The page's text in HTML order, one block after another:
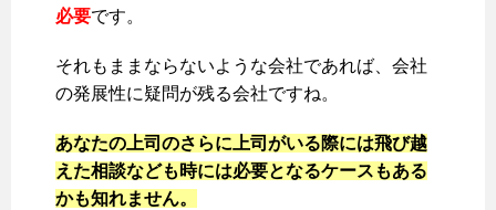
必要です。
それもままならないような会社であれば、会社
の発展性に疑問が残る会社ですね。
あなたの上司のさらに上司がいる際には飛び越
えた相談なども時には必要となるケースもある
かも知れません。